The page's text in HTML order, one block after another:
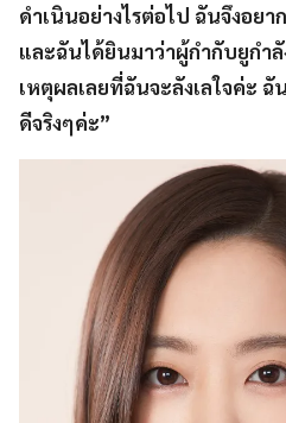
ดำเนินอย่างไรต่อไป ฉันจึงอยา
และฉันได้ยินมาว่าผู้กำกับยูกำลั
เหตุผลเลยที่ฉันจะลังเลใจค่ะ
ดีจริงๆค่ะ”